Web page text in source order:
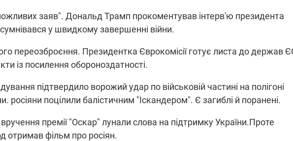
заяв". Дональд Трамп прокоментував інтерв'ю президента
у швидкому завершенні війни.
переозброєння. Президентка Єврокомісії готує листа до держав
із посилення обороноздатності.
підтвердило ворожий удар по військовій частині на полігоні
росіяни поцілили балістичним "Іскандером". Є загиблі й поранені.
вручення премії "Оскар" лунали слова на підтримку України.Проте
отримав фільм про росіян.
Частина споживачів у чотирьох
областях залишається без світла після
російських обстрілів
Готуйте павербанки: через аномальну
графіки відключень – подробиці
Нова підозра у справі Міндіча:
взялося за колишнього
браслет стеження
08.09.2025 12:09
Підтримай
11.08.2025 15:16